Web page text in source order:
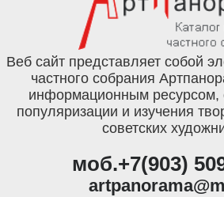
Веб сайт представляет собой
частного собрания
информационным ресурсом,
популяризации и изучения
советских
моб.+7(903)